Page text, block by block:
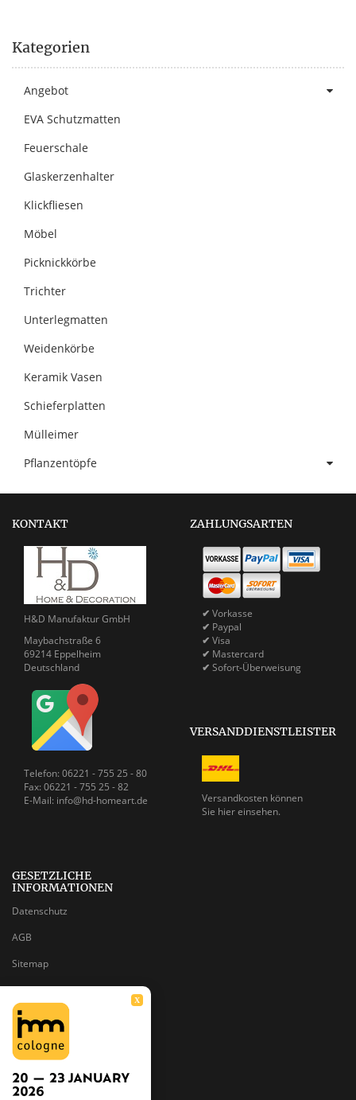
X
Kategorien
Angebot
EVA Schutzmatten
Feuerschale
Glaskerzenhalter
Klickfliesen
Möbel
Picknickkörbe
Trichter
Unterlegmatten
Weidenkörbe
Keramik Vasen
Schieferplatten
Mülleimer
Pflanzentöpfe
KONTAKT
H&D Manufaktur GmbH
Maybachstraße 6
69214 Eppelheim
Deutschland
Telefon: 06221 - 755 25 - 80
Fax: 06221 - 755 25 - 82
E-Mail: info@hd-homeart.de
ZAHLUNGSARTEN
✔ Vorkasse
✔ Paypal
✔ Visa
✔ Mastercard
✔ Sofort-Überweisung
VERSANDDIENSTLEISTER
Versandkosten können
Sie hier einsehen.
GESETZLICHE
INFORMATIONEN
Datenschutz
AGB
Sitemap
Impressum
Batteriegesetzhinweise
Widerrufsrecht